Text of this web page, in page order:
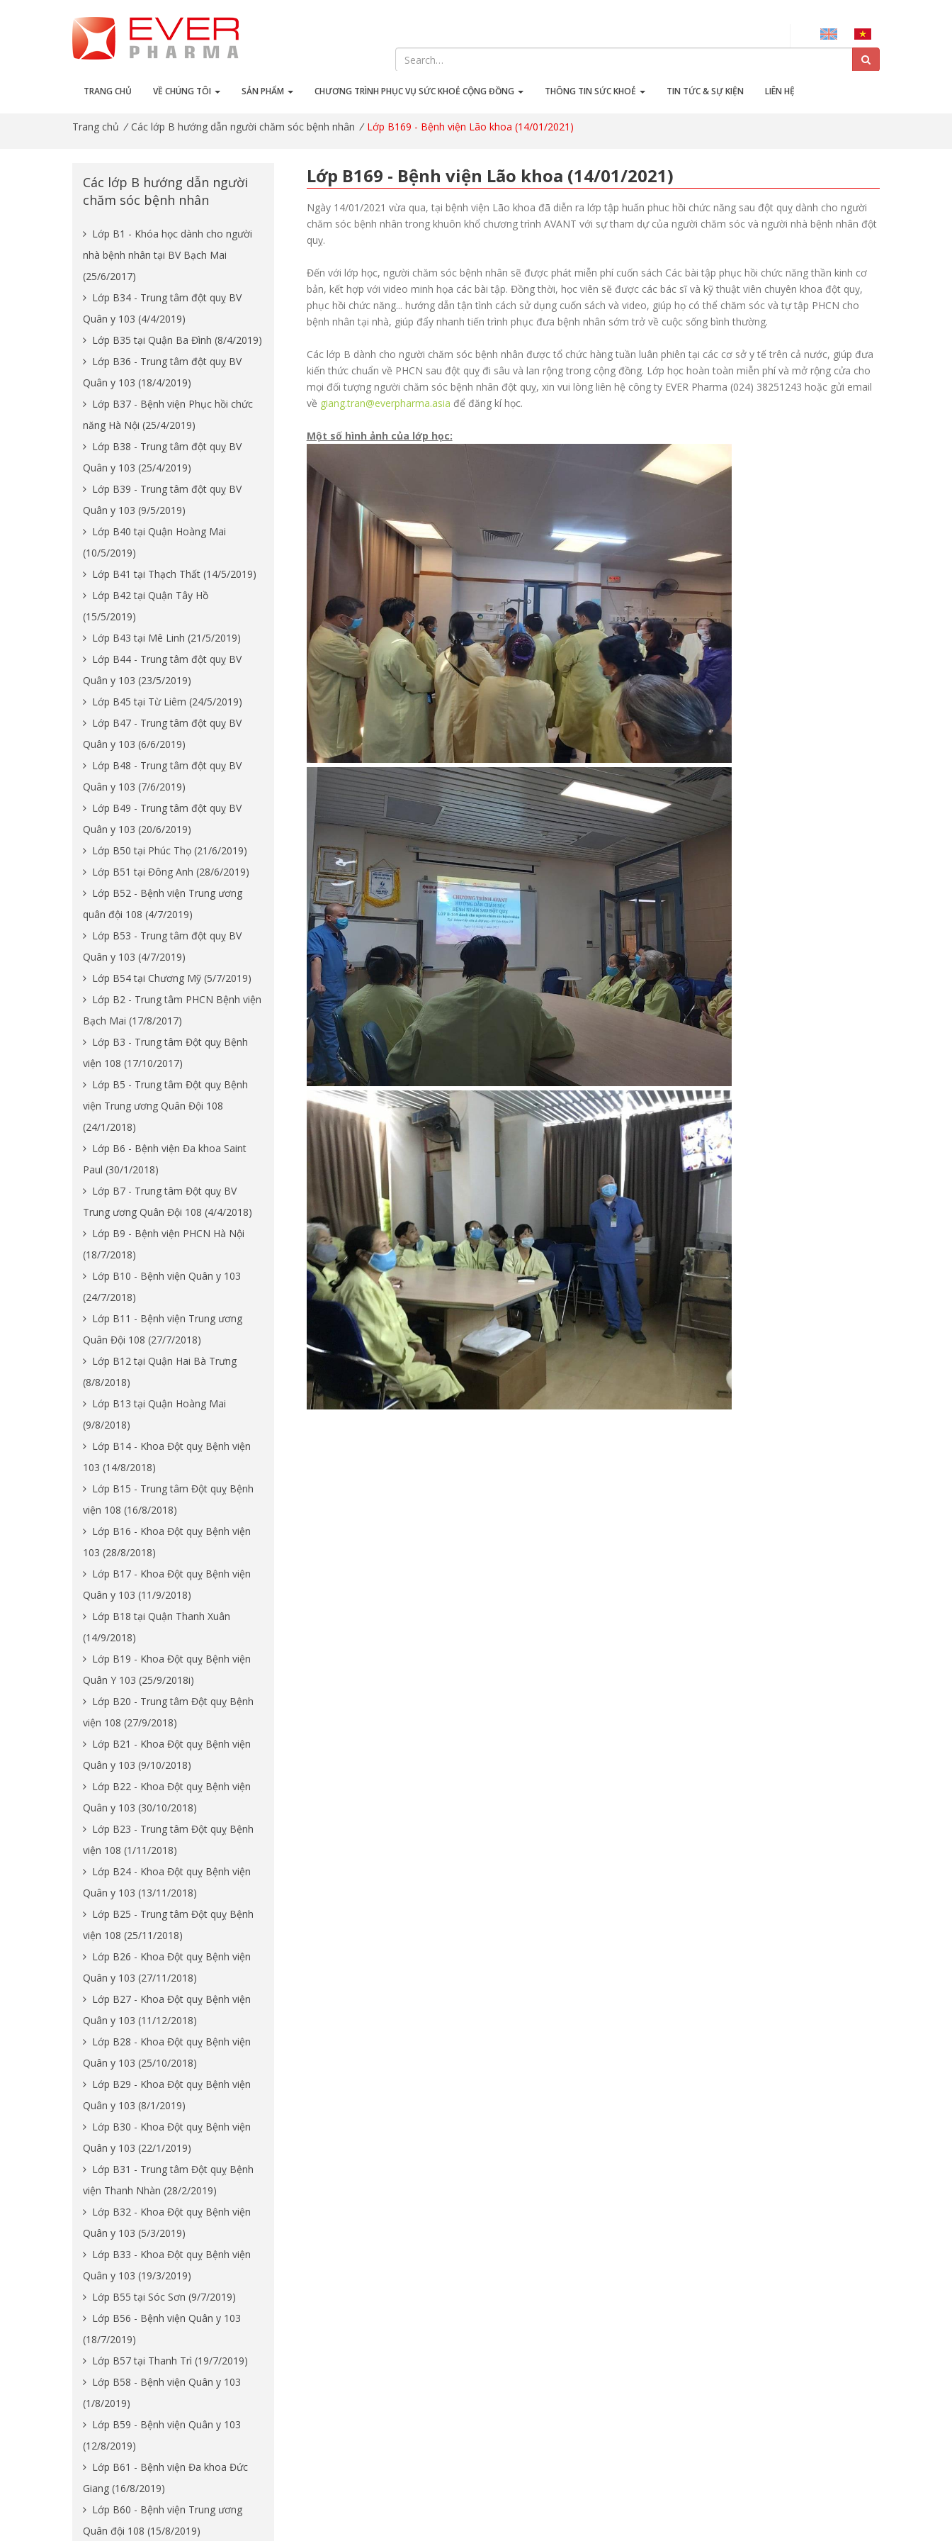
TRANG CHỦ VỀ CHÚNG TÔI SẢN PHẨM CHƯƠNG TRÌNH PHỤC VỤ SỨC KHOẺ CỘNG ĐỒNG THÔNG TIN SỨC KHOẺ TIN TỨC & SỰ KIỆN LIÊN HỆ
Trang chủ / Các lớp B hướng dẫn người chăm sóc bệnh nhân /Lớp B169 - Bệnh viện Lão khoa (14/01/2021)
Các lớp B hướng dẫn người
chăm sóc bệnh nhân
Lớp B1 - Khóa học dành cho người
nhà bệnh nhân tại BV Bạch Mai
(25/6/2017)
Lớp B34 - Trung tâm đột quỵ BV
Quân y 103 (4/4/2019)
Lớp B35 tại Quận Ba Đình (8/4/2019)
Lớp B36 - Trung tâm đột quỵ BV
Quân y 103 (18/4/2019)
Lớp B37 - Bệnh viện Phục hồi chức
năng Hà Nội (25/4/2019)
Lớp B38 - Trung tâm đột quỵ BV
Quân y 103 (25/4/2019)
Lớp B39 - Trung tâm đột quỵ BV
Quân y 103 (9/5/2019)
Lớp B40 tại Quận Hoàng Mai
(10/5/2019)
Lớp B41 tại Thạch Thất (14/5/2019)
Lớp B42 tại Quận Tây Hồ
(15/5/2019)
Lớp B43 tại Mê Linh (21/5/2019)
Lớp B44 - Trung tâm đột quỵ BV
Quân y 103 (23/5/2019)
Lớp B45 tại Từ Liêm (24/5/2019)
Lớp B47 - Trung tâm đột quỵ BV
Quân y 103 (6/6/2019)
Lớp B48 - Trung tâm đột quỵ BV
Quân y 103 (7/6/2019)
Lớp B49 - Trung tâm đột quỵ BV
Quân y 103 (20/6/2019)
Lớp B50 tại Phúc Thọ (21/6/2019)
Lớp B51 tại Đông Anh (28/6/2019)
Lớp B52 - Bệnh viện Trung ương
quân đội 108 (4/7/2019)
Lớp B53 - Trung tâm đột quỵ BV
Quân y 103 (4/7/2019)
Lớp B54 tại Chương Mỹ (5/7/2019)
Lớp B2 - Trung tâm PHCN Bệnh viện
Bạch Mai (17/8/2017)
Lớp B3 - Trung tâm Đột quỵ Bệnh
viện 108 (17/10/2017)
Lớp B5 - Trung tâm Đột quỵ Bệnh
viện Trung ương Quân Đội 108
(24/1/2018)
Lớp B6 - Bệnh viện Đa khoa Saint
Paul (30/1/2018)
Lớp B7 - Trung tâm Đột quỵ BV
Trung ương Quân Đội 108 (4/4/2018)
Lớp B9 - Bệnh viện PHCN Hà Nội
(18/7/2018)
Lớp B10 - Bệnh viện Quân y 103
(24/7/2018)
Lớp B11 - Bệnh viện Trung ương
Quân Đội 108 (27/7/2018)
Lớp B12 tại Quận Hai Bà Trưng
(8/8/2018)
Lớp B13 tại Quận Hoàng Mai
(9/8/2018)
Lớp B14 - Khoa Đột quỵ Bệnh viện
103 (14/8/2018)
Lớp B15 - Trung tâm Đột quỵ Bệnh
viện 108 (16/8/2018)
Lớp B16 - Khoa Đột quỵ Bệnh viện
103 (28/8/2018)
Lớp B17 - Khoa Đột quỵ Bệnh viện
Quân y 103 (11/9/2018)
Lớp B18 tại Quận Thanh Xuân
(14/9/2018)
Lớp B19 - Khoa Đột quỵ Bệnh viện
Quân Y 103 (25/9/2018i)
Lớp B20 - Trung tâm Đột quỵ Bệnh
viện 108 (27/9/2018)
Lớp B21 - Khoa Đột quỵ Bệnh viện
Quân y 103 (9/10/2018)
Lớp B22 - Khoa Đột quỵ Bệnh viện
Quân y 103 (30/10/2018)
Lớp B23 - Trung tâm Đột quỵ Bệnh
viện 108 (1/11/2018)
Lớp B24 - Khoa Đột quỵ Bệnh viện
Quân y 103 (13/11/2018)
Lớp B25 - Trung tâm Đột quỵ Bệnh
viện 108 (25/11/2018)
Lớp B26 - Khoa Đột quỵ Bệnh viện
Quân y 103 (27/11/2018)
Lớp B27 - Khoa Đột quỵ Bệnh viện
Quân y 103 (11/12/2018)
Lớp B28 - Khoa Đột quỵ Bệnh viện
Quân y 103 (25/10/2018)
Lớp B29 - Khoa Đột quỵ Bệnh viện
Quân y 103 (8/1/2019)
Lớp B30 - Khoa Đột quỵ Bệnh viện
Quân y 103 (22/1/2019)
Lớp B31 - Trung tâm Đột quỵ Bệnh
viện Thanh Nhàn (28/2/2019)
Lớp B32 - Khoa Đột quỵ Bệnh viện
Quân y 103 (5/3/2019)
Lớp B33 - Khoa Đột quỵ Bệnh viện
Quân y 103 (19/3/2019)
Lớp B55 tại Sóc Sơn (9/7/2019)
Lớp B56 - Bệnh viện Quân y 103
(18/7/2019)
Lớp B57 tại Thanh Trì (19/7/2019)
Lớp B58 - Bệnh viện Quân y 103
(1/8/2019)
Lớp B59 - Bệnh viện Quân y 103
(12/8/2019)
Lớp B61 - Bệnh viện Đa khoa Đức
Giang (16/8/2019)
Lớp B60 - Bệnh viện Trung ương
Quân đội 108 (15/8/2019)
Lớp B169 - Bệnh viện Lão khoa (14/01/2021)
Ngày 14/01/2021 vừa qua, tại bệnh viện Lão khoa đã diễn ra lớp tập huấn phuc hồi chức năng sau đột quỵ dành cho người
chăm sóc bệnh nhân trong khuôn khổ chương trình AVANT với sự tham dự của người chăm sóc và người nhà bệnh nhân đột
quỵ.
Đến với lớp học, người chăm sóc bệnh nhân sẽ được phát miễn phí cuốn sách Các bài tập phục hồi chức năng thần kinh cơ
bản, kết hợp với video minh họa các bài tập. Đồng thời, học viên sẽ được các bác sĩ và kỹ thuật viên chuyên khoa đột quỵ,
phục hồi chức năng... hướng dẫn tận tình cách sử dụng cuốn sách và video, giúp họ có thể chăm sóc và tự tập PHCN cho
bệnh nhân tại nhà, giúp đẩy nhanh tiến trình phục đưa bệnh nhân sớm trở về cuộc sống bình thường.
Các lớp B dành cho người chăm sóc bệnh nhân được tổ chức hàng tuần luân phiên tại các cơ sở y tế trên cả nước, giúp đưa
kiến thức chuẩn về PHCN sau đột quỵ đi sâu và lan rộng trong cộng đồng. Lớp học hoàn toàn miễn phí và mở rộng cửa cho
mọi đối tượng người chăm sóc bệnh nhân đột quỵ, xin vui lòng liên hệ công ty EVER Pharma (024) 38251243 hoặc gửi email
về giang.tran@everpharma.asia để đăng kí học.
Một số hình ảnh của lớp học: